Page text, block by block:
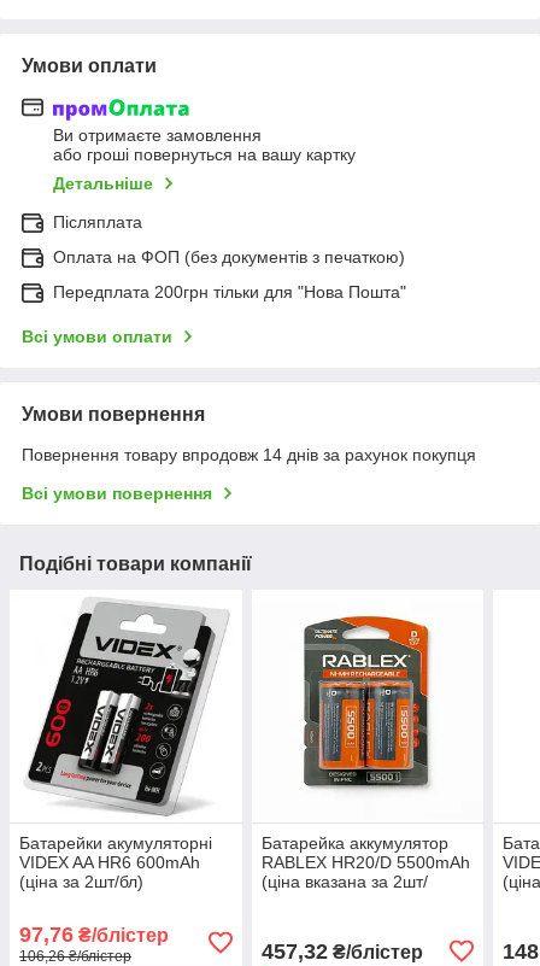
Умови оплати
Ви отримаєте замовлення
або гроші повернуться на вашу картку
Детальніше
Післяплата
Оплата на ФОП (без документів з печаткою)
Передплата 200грн тільки для "Нова Пошта"
Всі умови оплати
Умови повернення
Повернення товару впродовж 14 днів за рахунок покупця
Всі умови повернення
Подібні товари компанії
Батарейки акумуляторні
VIDEX AA HR6 600mAh
(ціна за 2шт/бл)
97,76 ₴/блістер
106,26 ₴/блістер
Батарейка аккумулятор
RABLEX HR20/D 5500mAh
(ціна вказана за 2шт/
457,32₴/блістер